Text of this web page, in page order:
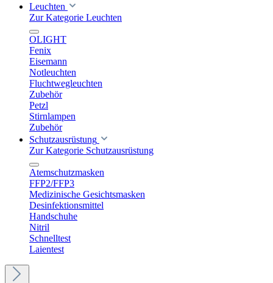
Leuchten
Zur Kategorie Leuchten
OLIGHT
Fenix
Eisemann
Notleuchten
Fluchtwegleuchten
Zubehör
Petzl
Stirnlampen
Zubehör
Schutzausrüstung
Zur Kategorie Schutzausrüstung
Atemschutzmasken
FFP2/FFP3
Medizinische Gesichtsmasken
Desinfektionsmittel
Handschuhe
Nitril
Schnelltest
Laientest